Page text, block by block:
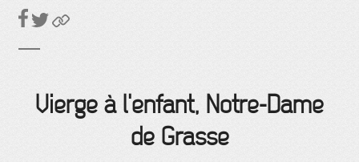
Vierge à l'enfant, Notre-Dame
de Grasse